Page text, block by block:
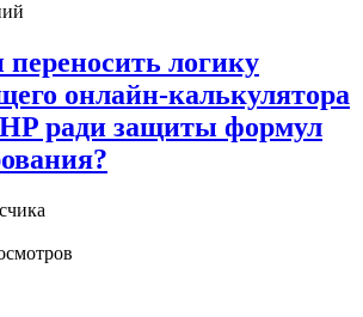
переносить логику
онлайн-калькулятора
ради защиты формул